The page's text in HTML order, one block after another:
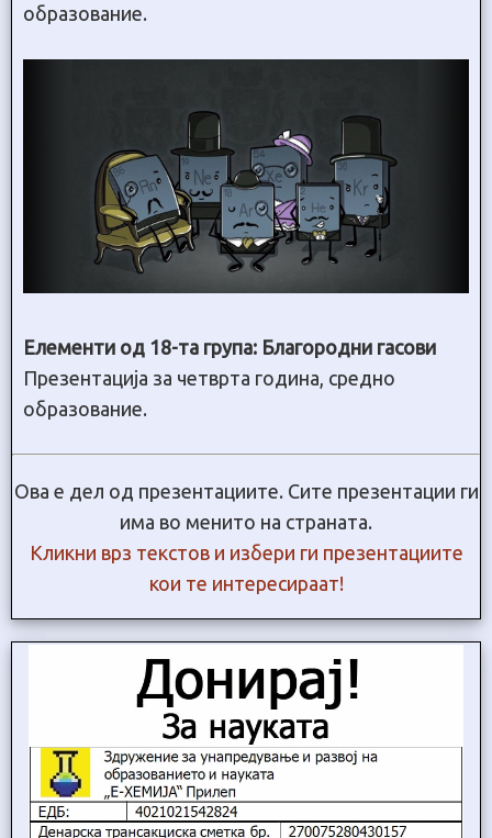
образование.
Елементи од 18-та група: Благородни гасови
Презентација за четврта година, средно
образование.
Ова е дел од презентациите. Сите презентации ги
има во менито на страната.
Кликни врз текстов и избери ги презентациите
кои те интересираат!